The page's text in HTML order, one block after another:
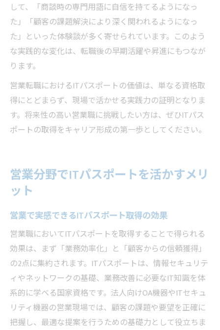
して、「商談時の専門用語に自信を持てるようになっ
た」「顧客の課題解決により深く関われるようになっ
た」といった体験談が多く寄せられています。このよう
な実践的な変化は、転職後の早期活躍や昇進にもつなが
ります。
営業転職におけるITパスポートの価値は、単なる資格取
得にとどまらず、現場で活かせる実践力の証明となりま
す。将来性の高い営業職に挑戦したい方は、ぜひITパス
ポートの取得をキャリア形成の第一歩としてください。
営業分野でITパスポートを活かすメリ
ット
営業で実感できるITパスポート取得の効果
営業職においてITパスポートを取得することで得られる
効果は、まず「業務効率化」と「顧客からの信頼獲得」
の2点に集約されます。ITパスポートは、情報セキュリテ
ィやネットワークの基礎、業務改善に必要なIT知識を体
系的に学べる国家資格です。法人向けOA機器やITセキュ
リティ機器の営業現場では、顧客の課題や要望を正確に
把握し、最適な提案を行うための基礎力として役立ちま